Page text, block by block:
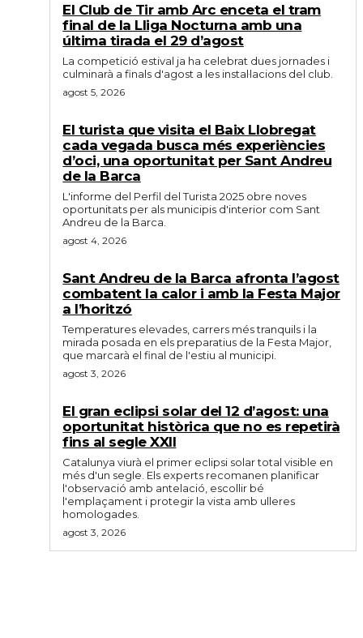
El Club de Tir amb Arc enceta el tram
final de la Lliga Nocturna amb una
última tirada el 29 d’agost
La competició estival ja ha celebrat dues jornades i
culminarà a finals d'agost a les instal·lacions del club.
agost 5, 2026
El turista que visita el Baix Llobregat
cada vegada busca més experiències
d’oci, una oportunitat per Sant Andreu
de la Barca
L'informe del Perfil del Turista 2025 obre noves
oportunitats per als municipis d'interior com Sant
Andreu de la Barca.
agost 4, 2026
Sant Andreu de la Barca afronta l’agost
combatent la calor i amb la Festa Major
a l’horitzó
Temperatures elevades, carrers més tranquils i la
mirada posada en els preparatius de la Festa Major,
que marcarà el final de l'estiu al municipi.
agost 3, 2026
El gran eclipsi solar del 12 d’agost: una
oportunitat històrica que no es repetirà
fins al segle XXII
Catalunya viurà el primer eclipsi solar total visible en
més d'un segle. Els experts recomanen planificar
l'observació amb antelació, escollir bé
l'emplaçament i protegir la vista amb ulleres
homologades.
agost 3, 2026